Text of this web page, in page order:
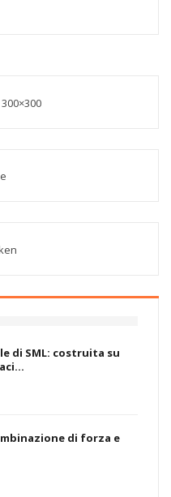
di SML: costruita su
di forza e